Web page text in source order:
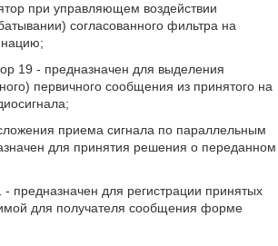
при управляющем воздействии
согласованного фильтра на
19 - предназначен для выделения
первичного сообщения из принятого на
приема сигнала по параллельным
для принятия решения о переданном
- предназначен для регистрации принятых
для получателя сообщения форме